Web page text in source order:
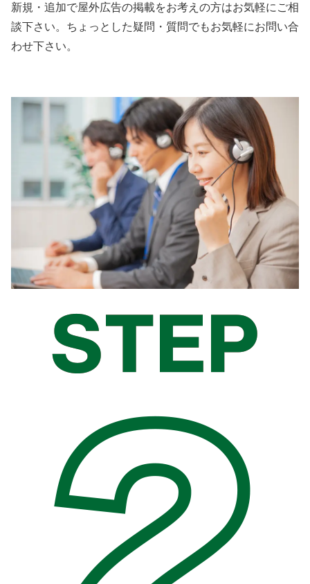
新規・追加で屋外広告の掲載をお考えの方はお気軽にご相
談下さい。ちょっとした疑問・質問でもお気軽にお問い合
わせ下さい。